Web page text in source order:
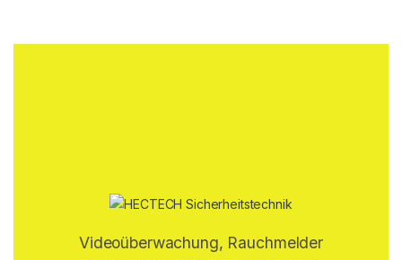
Videoüberwachung, Rauchmelder